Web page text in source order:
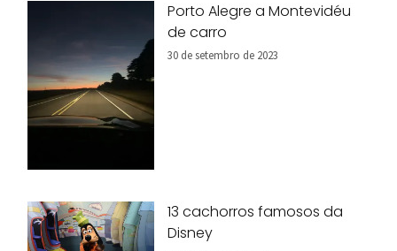
Porto Alegre a Montevidéu
de carro
30 de setembro de 2023
13 cachorros famosos da
Disney